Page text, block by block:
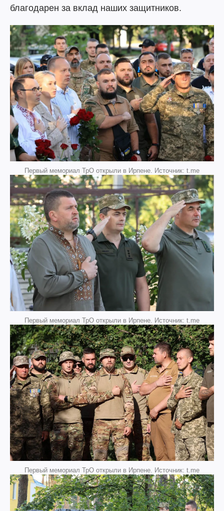
благодарен за вклад наших защитников.
Первый мемориал ТрО открыли в Ирпене. Источник: t.me
Первый мемориал ТрО открыли в Ирпене. Источник: t.me
Первый мемориал ТрО открыли в Ирпене. Источник: t.me